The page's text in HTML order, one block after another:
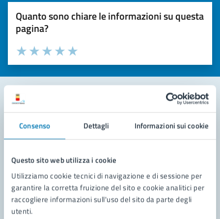
Consenso Dettagli Informazioni sui cookie
Questo sito web utilizza i cookie
Utilizziamo cookie tecnici di navigazione e di sessione per
garantire la corretta fruizione del sito e cookie analitici per
raccogliere informazioni sull'uso del sito da parte degli
utenti.
Quanto sono chiare le informazioni su questa
pagina?
Valuta la chiarezza delle informazioni (da 1 a 5 stelle)
Seleziona il numero di stelle per valutare la chiarezza delle
Valuta 5 stelle su 5
Valuta 4 stelle su 5
Valuta 3 stelle su 5
Valuta 2 stelle su 5
Valuta 1 stelle su 5
Leggi le domande frequenti
Richiedi assistenza
Prenota appuntamento
Problemi in città